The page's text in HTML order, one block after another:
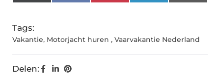
(Twitter)
Tags:
Vakantie, Motorjacht huren , Vaarvakantie Nederland
Delen: